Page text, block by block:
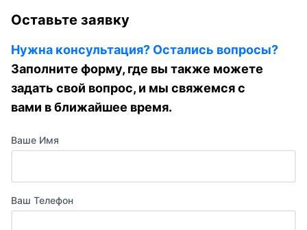
Оставьте заявку
Нужна консультация? Остались вопросы?
Заполните форму, где вы также можете
задать свой вопрос, и мы свяжемся с
вами в ближайшее время.
Ваше Имя
Ваш Телефон